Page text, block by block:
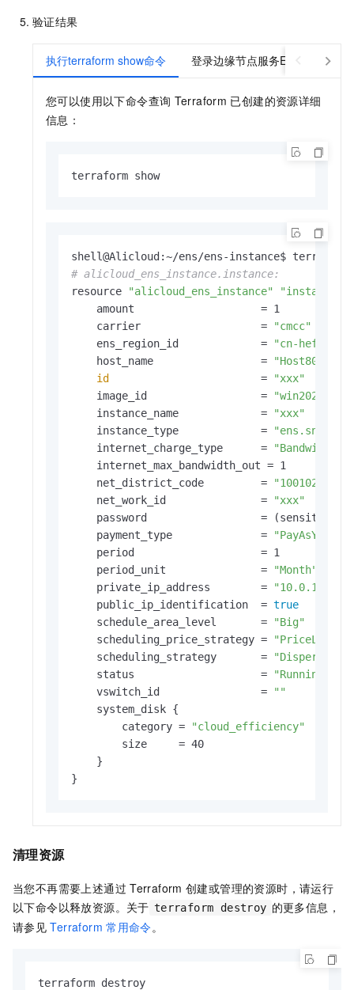
验证结果
执行terraform show命令 登录边缘节点服务ENS控制台
您可以使用以下命令查询 Terraform 已创建的资源详细
信息：
terraform show
# alicloud_ens_instance.instance:
resource
"alicloud_ens_instance" "instance"
    amount                    = 1
    carrier                   =
"cmcc"
    ens_region_id             =
"cn-hefei-
    host_name                 =
"Host80"
id
                        =
"xxx"
    image_id                  =
    instance_name             =
"xxx"
    instance_type             =
    internet_charge_type      =
    internet_max_bandwidth_out = 1
    net_district_code         =
"100102"
    net_work_id               =
"xxx"
password                  = (sensitive
    payment_type              =
"PayAsYouGo"
    period                    = 1
    period_unit               =
"Month"
    private_ip_address        =
"10.0.1.2"
    public_ip_identification  =
true
    schedule_area_level       =
"Big"
    scheduling_price_strategy =
    scheduling_strategy       =
"Disperse"
    status                    =
"Running"
    vswitch_id                =
""
    system_disk {
        category =
"cloud_efficiency"
        size     = 40
    }
}
清理资源
当您不再需要上述通过 Terraform 创建或管理的资源时，请运行
以下命令以释放资源。关于 terraform destroy 的更多信息，
请参见 Terraform 常用命令。
terraform destroy